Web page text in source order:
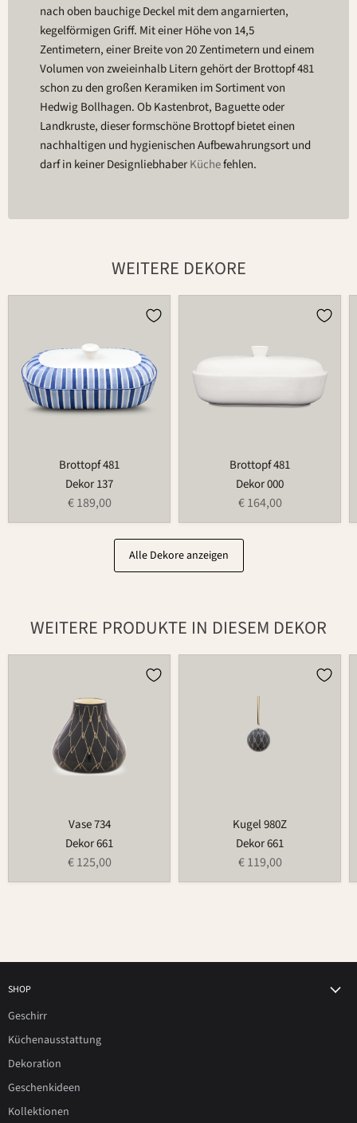
nach oben bauchige Deckel mit dem angarnierten,
kegelförmigen Griff. Mit einer Höhe von 14,5
Zentimetern, einer Breite von 20 Zentimetern und einem
Volumen von zweieinhalb Litern gehört der Brottopf 481
schon zu den großen Keramiken im Sortiment von
Hedwig Bollhagen. Ob Kastenbrot, Baguette oder
Landkruste, dieser formschöne Brottopf bietet einen
nachhaltigen und hygienischen Aufbewahrungsort und
darf in keiner DesignliebhaberKüchefehlen.
WEITERE DEKORE
Brottopf 481
Dekor 137
€ 189,00
Brottopf 481
Dekor 000
€ 164,00
Alle Dekore anzeigen
WEITERE PRODUKTE IN DIESEM DEKOR
Vase 734
Dekor 661
€ 125,00
Kugel 980Z
Dekor 661
€ 119,00
SHOP
Geschirr
Küchenausstattung
Dekoration
Geschenkideen
Kollektionen